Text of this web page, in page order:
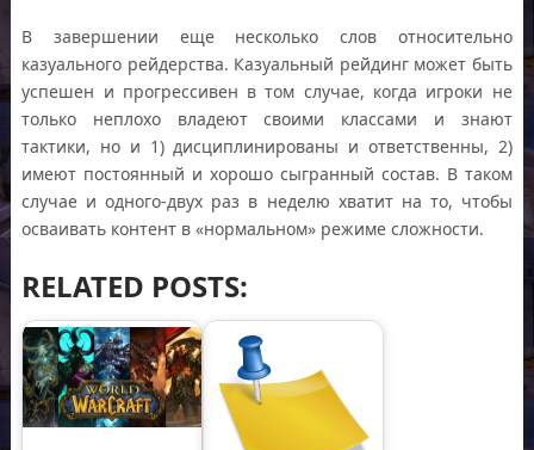
В завершении еще несколько слов относительно
казуального рейдерства. Казуальный рейдинг может быть
успешен и прогрессивен в том случае, когда игроки не
только неплохо владеют своими классами и знают
тактики, но и 1) дисциплинированы и ответственны, 2)
имеют постоянный и хорошо сыгранный состав. В таком
случае и одного-двух раз в неделю хватит на то, чтобы
осваивать контент в «нормальном» режиме сложности.
RELATED POSTS: